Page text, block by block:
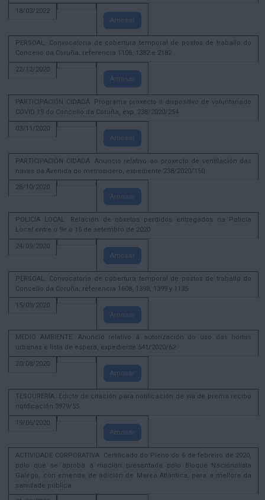
18/03/2022
Amosar
PERSOAL. Convocatoria de cobertura temporal de postos de traballo do
Concello da Coruña, referencia 1106, 1382 e 2182
22/12/2020
Amosar
PARTICIPACIÓN CIDADÁ. Programa proxecto II dispositivo de voluntariado
COVID 19 do Concello da Coruña, exp. 238/2020/254
03/11/2020
Amosar
PARTICIPACIÓN CIDADÁ. Anuncio relativo ao proxecto de ventilación das
naves da Avenida do metrosidero, expediente 238/2020/150
28/10/2020
Amosar
POLICÍA LOCAL. Relación de obxetos perdidos entregados na Policía
Local entre o 9e o 15 de setembro de 2020
24/09/2020
Amosar
PERSOAL. Convocatoria de cobertura temporal de postos de traballo do
Concello da Coruña, referencia 1608, 1398, 1399 y 1135
15/09/2020
Amosar
MEDIO AMBIENTE. Anuncio relativo á autorización do uso das hortas
urbanas e lista de espera, expediente 541/2020/62
20/08/2020
Amosar
TESOURERÍA. Edicto de citación para notificación de vía de prema recibo
notificación 3979/55
19/06/2020
Amosar
ACTIVIDADE CORPORATIVA. Certificado do Pleno do 6 de febreiro de 2020,
polo que se aproba a moción presentada polo Bloque Nacionalista
Galego, con emenda de adición de Marea Atlántica, para a mellora da
sanidade pública.